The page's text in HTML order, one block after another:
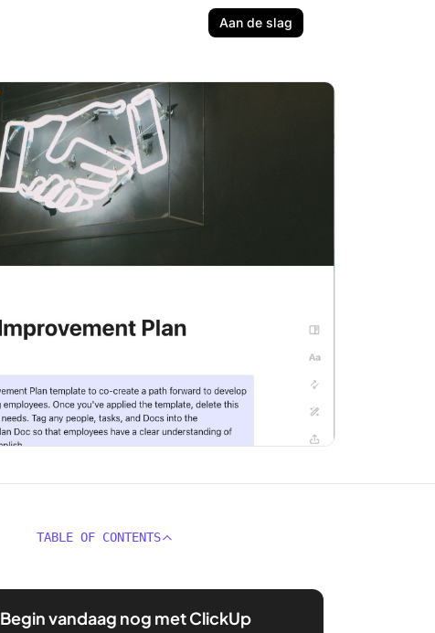
Aan de slag
TABLE OF CONTENTS
Begin vandaag nog met ClickUp